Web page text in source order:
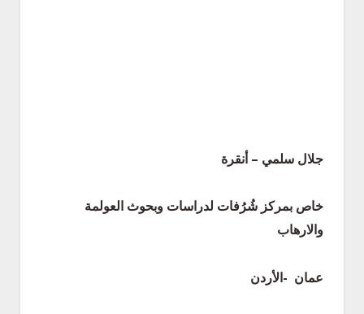
جلال سلمي – أنقرة
خاص بمركز شُرُفات لدراسات وبحوث العولمة
والارهاب
عمان -الأردن